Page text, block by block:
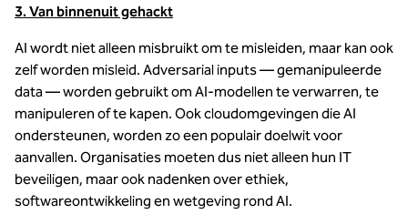
3. Van binnenuit gehackt
AI wordt niet alleen misbruikt om te misleiden, maar kan ook
zelf worden misleid. Adversarial inputs — gemanipuleerde
data — worden gebruikt om AI-modellen te verwarren, te
manipuleren of te kapen. Ook cloudomgevingen die AI
ondersteunen, worden zo een populair doelwit voor
aanvallen. Organisaties moeten dus niet alleen hun IT
beveiligen, maar ook nadenken over ethiek,
softwareontwikkeling en wetgeving rond AI.